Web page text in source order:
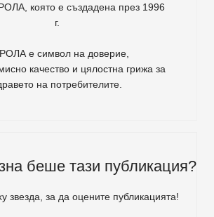
, която е създадена през 1996
г.
е символ на доверие,
качество и цялостна грижа за
на потребителите.
беше тази публикация?
звезда, за да оцените публикацията!